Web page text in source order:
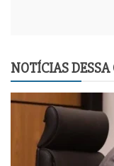
NOTÍCIAS DESSA